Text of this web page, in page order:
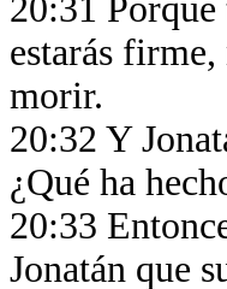
20:31
estarás
morir.
20:32 Y
¿Qué ha
20:33
Jonatán que